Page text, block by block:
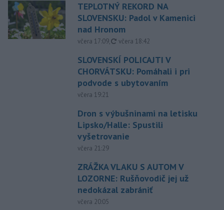
TEPLOTNÝ REKORD NA
SLOVENSKU: Padol v Kamenici
nad Hronom
včera 17:09, aktualizované
včera 18:42
SLOVENSKÍ POLICAJTI V
CHORVÁTSKU: Pomáhali i pri
podvode s ubytovaním
včera 19:21
Dron s výbušninami na letisku
Lipsko/Halle: Spustili
vyšetrovanie
včera 21:29
ZRÁŽKA VLAKU S AUTOM V
LOZORNE: Rušňovodič jej už
nedokázal zabrániť
včera 20:05